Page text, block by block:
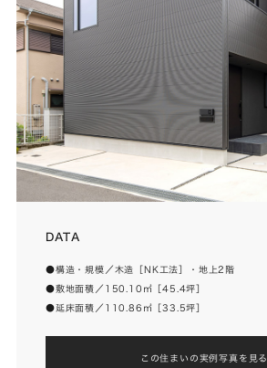
DATA
●構造・規模／木造［NK工法］・地上2階
●敷地面積／150.10㎡［45.4坪］
●延床面積／110.86㎡［33.5坪］
この住まいの実例写真を見る